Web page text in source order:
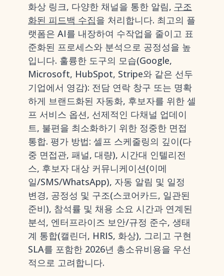
화상 링크, 다양한 채널을 통한 알림, 구조
화된 피드백 수집을 처리합니다. 최고의 플
랫폼은 AI를 내장하여 수작업을 줄이고 표
준화된 프로세스와 분석으로 공정성을 높
입니다. 훌륭한 도구의 모습(Google,
Microsoft, HubSpot, Stripe와 같은 선두
기업에서 영감): 전담 연락 창구 또는 명확
하게 브랜드화된 자동화, 후보자를 위한 셀
프 서비스 옵션, 선제적인 다채널 업데이
트, 불편을 최소화하기 위한 정중한 면접
통합. 평가 방법: 셀프 스케줄링의 깊이(다
중 면접관, 패널, 대량), 시간대 인텔리전
스, 후보자 대상 커뮤니케이션(이메
일/SMS/WhatsApp), 자동 알림 및 일정
변경, 공정성 및 구조(스코어카드, 일관된
준비), 참석률 및 채용 소요 시간과 연계된
분석, 엔터프라이즈 보안/규정 준수, 생태
계 통합(캘린더, HRIS, 화상), 그리고 구현
SLA를 포함한 2026년 총소유비용을 우선
적으로 고려합니다.